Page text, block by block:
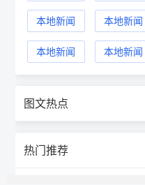
本地新闻 本地新闻
本地新闻 本地新闻
图文热点
热门推荐